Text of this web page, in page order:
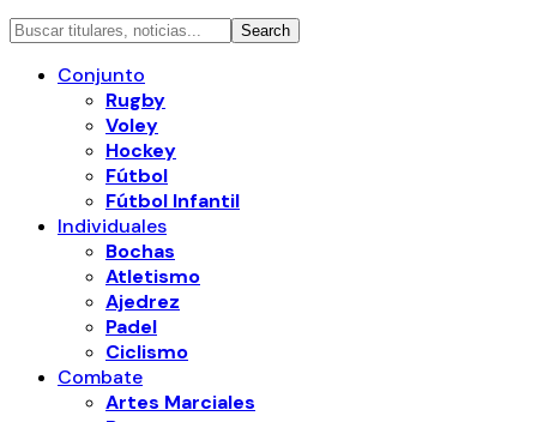
Conjunto
Rugby
Voley
Hockey
Fútbol
Fútbol Infantil
Individuales
Bochas
Atletismo
Ajedrez
Padel
Ciclismo
Combate
Artes Marciales